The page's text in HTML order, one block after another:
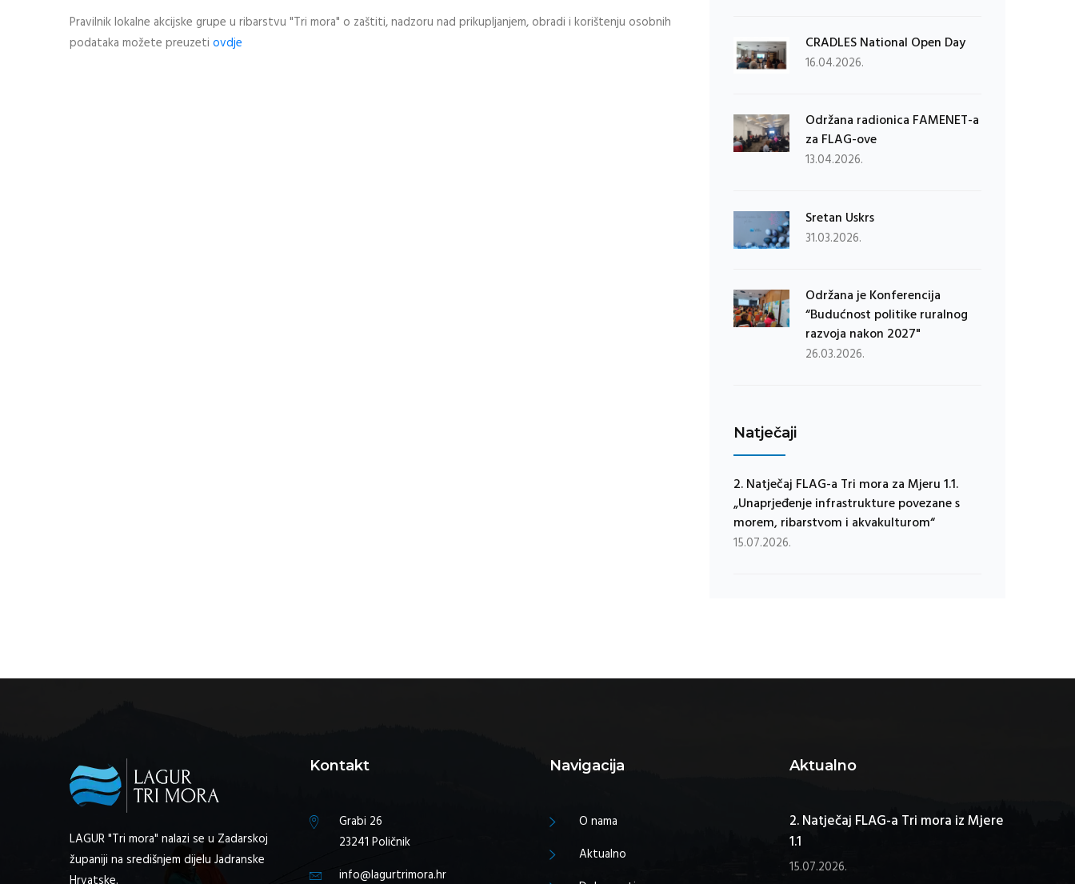
Pravilnik lokalne akcijske grupe u ribarstvu "Tri mora" o zaštiti, nadzoru nad prikupljanjem, obradi i korištenju osobnih
podataka možete preuzeti ovdje CRADLES National Open Day
16.04.2026.
Održana radionica FAMENET-a
za FLAG-ove
13.04.2026.
Sretan Uskrs
31.03.2026.
Održana je Konferencija
“Budućnost politike ruralnog
razvoja nakon 2027"
26.03.2026.
Natječaji
2. Natječaj FLAG-a Tri mora za Mjeru 1.1.
„Unaprjeđenje infrastrukture povezane s
morem, ribarstvom i akvakulturom“
15.07.2026.
LAGUR "Tri mora" nalazi se u Zadarskoj
županiji na središnjem dijelu Jadranske
Kontakt
Grabi 26
23241 Poličnik
info@lagurtrimora.hr
Navigacija
O nama
Aktualno
Aktualno
2. Natječaj FLAG-a Tri mora iz Mjere
1.1
15.07.2026.